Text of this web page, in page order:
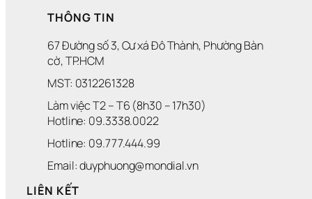
THÔNG TIN
67 Đường số 3, Cư xá Đô Thành, Phường Bàn
cờ, TP.HCM
MST: 0312261328
Làm việc T2 – T6 (8h30 – 17h30)
Hotline: 09.3338.0022
Hotline: 09.777.444.99
Email: duyphuong@mondial.vn
LIÊN KẾT